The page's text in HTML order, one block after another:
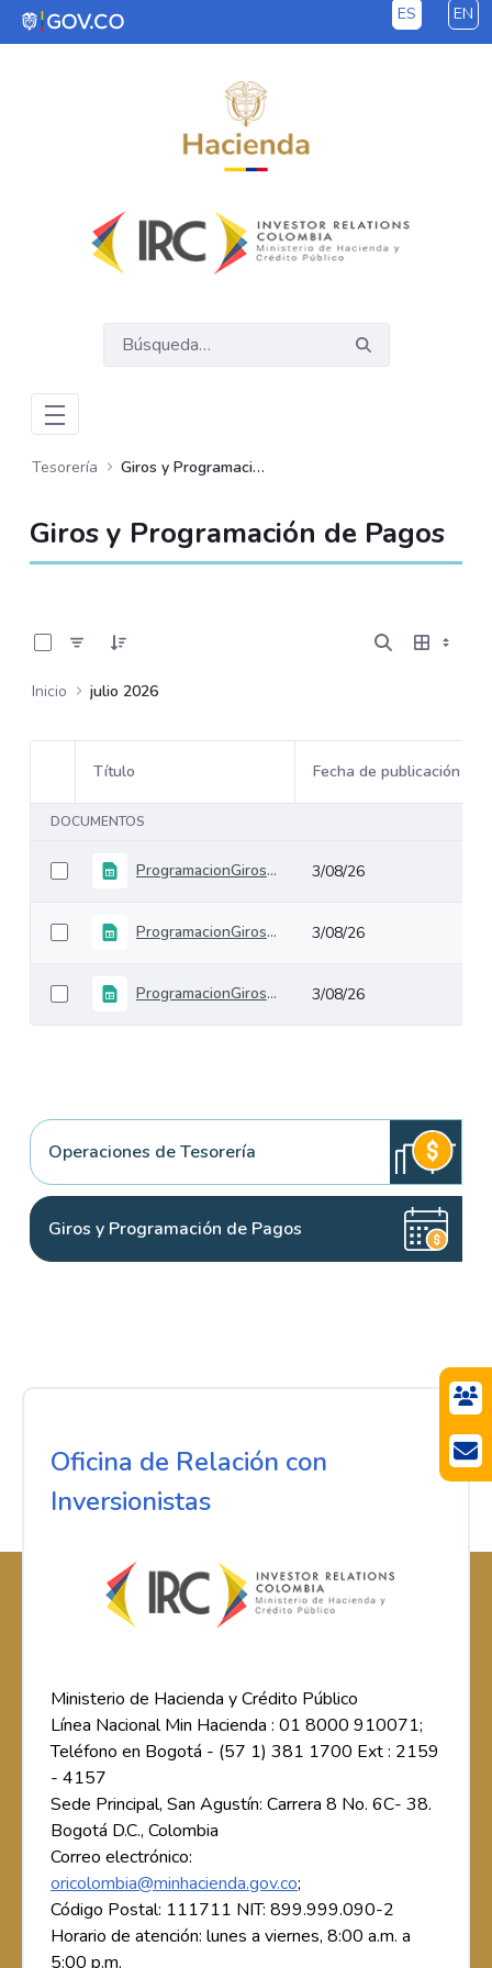
Saltar al contenido principal ES EN
Tesorería Giros y Programación de Pagos
Giros y Programación de Pagos
Inicio julio 2026
Selección del elemento
Título Fecha de publicación
DOCUMENTOS
ProgramacionGirosPesosSinDeuda 3/08/26
ProgramacionGirosPesosConDeuda 3/08/26
ProgramacionGirosDolares 3/08/26
Operaciones de Tesorería
Giros y Programación de Pagos
Oficina de Relación con
Inversionistas
Ministerio de Hacienda y Crédito Público
Línea Nacional Min Hacienda : 01 8000 910071;
Teléfono en Bogotá - (57 1) 381 1700 Ext : 2159
- 4157
Sede Principal, San Agustín: Carrera 8 No. 6C- 38.
Bogotá D.C., Colombia
Correo electrónico:
oricolombia@minhacienda.gov.co;
Código Postal: 111711 NIT: 899.999.090-2
Horario de atención: lunes a viernes, 8:00 a.m. a
5:00 p.m.